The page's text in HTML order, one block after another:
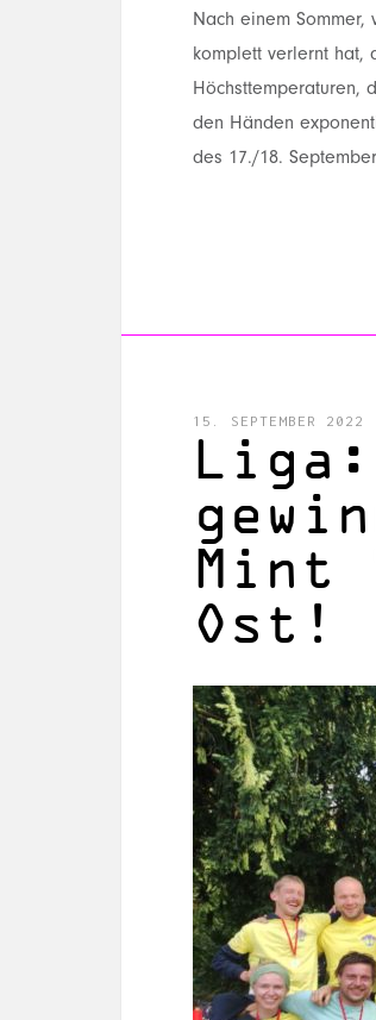
Nach einem
komplett verlernt hat,
Höchsttemperaturen,
den Händen
des 17./18.
15. SEPTEMBER 2022
Liga:
Mint
Ost!